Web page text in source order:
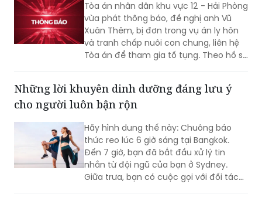
và tranh chấp nuôi con chung, liên hệ
Tòa án để tham gia tố tụng. Theo hồ sơ
vụ án, người này đi xuất khẩu lao động
tại Angola từ năm 2013 và đến nay
chưa trở về, không rõ địa chỉ cư trú.
Những lời khuyên dinh dưỡng đáng lưu ý
Hãy hình dung thế này: Chuông báo
thức reo lúc 6 giờ sáng tại Bangkok.
Đến 7 giờ, bạn đã bắt đầu xử lý tin
nhắn từ đội ngũ của bạn ở Sydney.
Giữa trưa, bạn có cuộc gọi với đối tác
tại Seoul, và khi màn đêm buông
xuống, lại là lúc trao đổi công việc vào
phút chót với Los Angeles. Đối với
Công ty TNHH Xây dựng và Thương mại